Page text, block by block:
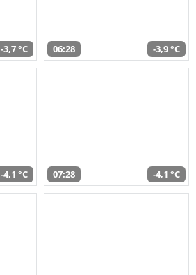
-3,7 °C 06:28 -3,9 °C
-4,1 °C 07:28 -4,1 °C